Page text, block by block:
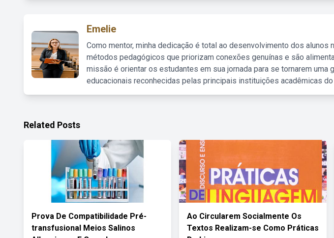
Emelie
Como mentor, minha dedicação é total ao desenvolvimento dos alunos
métodos pedagógicos que priorizam conexões genuínas e são
missão é orientar os estudantes em sua jornada para se tornarem uma
educacionais reconhecidas pelas principais instituições acadêmicas do
Related Posts
Prova De Compatibilidade Pré-
transfusional Meios Salinos
Ao Circularem Socialmente Os
Textos Realizam-se Como Práticas